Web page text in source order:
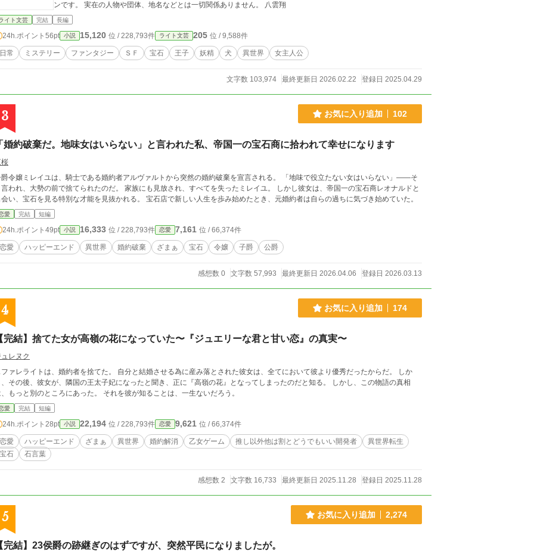
ンです。 実在の人物や団体、地名などとは一切関係ありません。 八雲翔
イト文芸 完結 長編
24h.ポイント 56pt 小説 15,120 位 / 228,793件 ライト文芸 205 位 / 9,588件
日常 ミステリー ファンタジー ＳＦ 宝石 王子 妖精 犬 異世界 女主人公
文字数 103,974 最終更新日 2026.02.22 登録日 2025.04.29
3 お気に入り追加 102
婚約破棄だ。地味女はいらない」と言われた私、帝国一の宝石商に拾われて幸せになります
爵令嬢ミレイユは、騎士である婚約者アルヴァルトから突然の婚約破棄を宣言される。 「地味で役立たない女はいらない」――そ
われ、大勢の前で捨てられたのだ。 家族にも見放され、すべてを失ったミレイユ。 しかし彼女は、帝国一の宝石商レオナルドと
い、宝石を見る特別な才能を見抜かれる。 宝石店で新しい人生を歩み始めたとき、元婚約者は自らの過ちに気づき始めていた。
愛 完結 短編
24h.ポイント 49pt 小説 16,333 位 / 228,793件 恋愛 7,161 位 / 66,374件
恋愛 ハッピーエンド 異世界 婚約破棄 ざまぁ 宝石 令嬢 子爵 公爵
感想数 0 文字数 57,993 最終更新日 2026.04.06 登録日 2026.03.13
4 お気に入り追加 174
完結】捨てた女が高嶺の花になっていた〜『ジュエリーな君と甘い恋』の真実〜
レヌク
ァレライトは、婚約者を捨てた。 自分と結婚させる為に産み落とされた彼女は、全てにおいて彼より優秀だったからだ。 しか
その後、彼女が、隣国の王太子妃になったと聞き、正に『高嶺の花』となってしまったのだと知る。 しかし、この物語の真相
もっと別のところにあった。 それを彼が知ることは、一生ないだろう。
愛 完結 短編
24h.ポイント 28pt 小説 22,194 位 / 228,793件 恋愛 9,621 位 / 66,374件
恋愛 ハッピーエンド ざまぁ 異世界 婚約解消 乙女ゲーム 推し以外他は割とどうでもいい開発者
異世界転生
宝石
石言葉
感想数 2 文字数 16,733 最終更新日 2025.11.28 登録日 2025.11.28
5 お気に入り追加 2,274
完結】23侯爵の跡継ぎのはずですが、突然平民になりましたが。